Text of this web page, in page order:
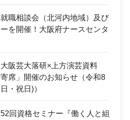
職相談会（北河内地域）及び
を開催！大阪府ナースセンタ
大阪芸大落研×上方演芸資料
席」開催のお知らせ（令和8
・祝日)）
回資格セミナー『働く人と組